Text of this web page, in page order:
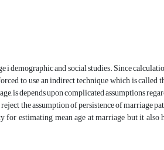
demographic and social studies. Since
to use an indirect technique which is
is depends upon complicated assumptions
the assumption of persistence of marriage
estimating mean age at marriage but it also